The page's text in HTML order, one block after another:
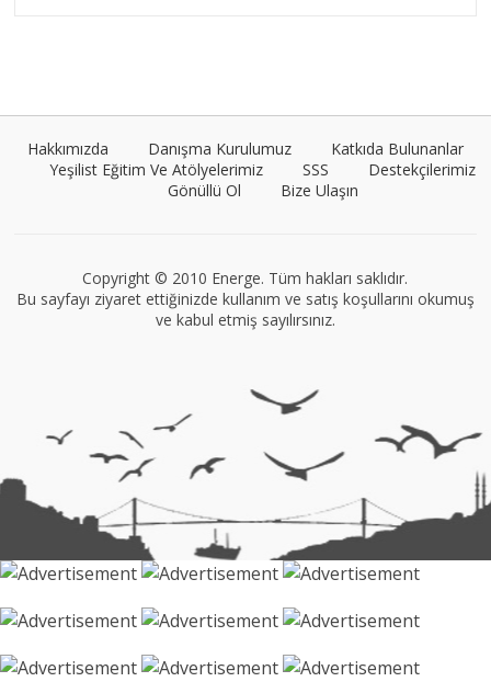
Tüm yazıları görüntüle
Naz Kural
Tüm yazıları görüntüle
Hakkımızda Danışma Kurulumuz
Katkıda Bulunanlar
Yeşilist Eğitim Ve Atölyelerimiz
SSS
Destekçilerimiz
Gönüllü Ol
Bize Ulaşın
Copyright © 2010 Energe. Tüm hakları saklıdır.
Bu sayfayı ziyaret ettiğinizde kullanım ve satış koşullarını okumuş
ve kabul etmiş sayılırsınız.